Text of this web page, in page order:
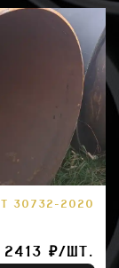
30732-2020
2413 ₽/ШТ.